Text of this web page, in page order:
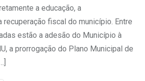
a educação, a
fiscal do município. Entre
estão a adesão do Município à
a prorrogação do Plano Municipal de